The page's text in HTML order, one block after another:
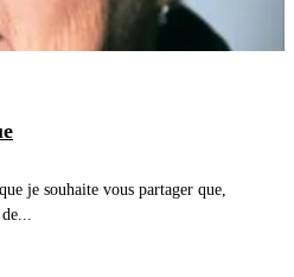
je souhaite vous partager que,